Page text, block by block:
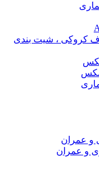
کروکی ، شیت بندی
و عمران
و عمران